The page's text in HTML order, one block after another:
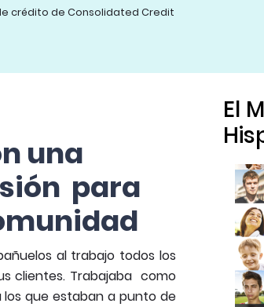
crédito de Consolidated Credit
una
para
al trabajo todos los
clientes. Trabajaba como
que estaban a punto de
El